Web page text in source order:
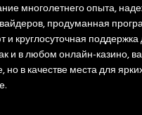
многолетнего опыта,
продуманная
круглосуточная
и в любом онлайн-казино,
но в качестве места для